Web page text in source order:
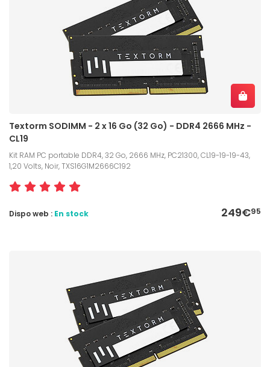
Textorm SODIMM - 2 x 16 Go (32 Go) - DDR4 2666 MHz -
CL19
Kit RAM PC portable DDR4, 32 Go, 2666 MHz, PC21300, CL19-19-19-43,
1,20 Volts, Noir, TXS16G1M2666C192
249€95
Dispo web : En stock